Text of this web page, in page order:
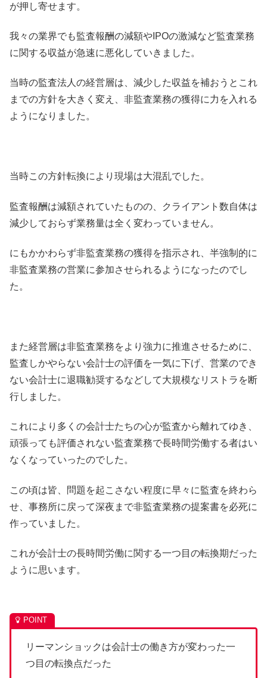
が押し寄せます。
我々の業界でも監査報酬の減額やIPOの激減など監査業務
に関する収益が急速に悪化していきました。
当時の監査法人の経営層は、減少した収益を補おうとこれ
までの方針を大きく変え、非監査業務の獲得に力を入れる
ようになりました。
当時この方針転換により現場は大混乱でした。
監査報酬は減額されていたものの、クライアント数自体は
減少しておらず業務量は全く変わっていません。
にもかかわらず非監査業務の獲得を指示され、半強制的に
非監査業務の営業に参加させられるようになったのでし
た。
また経営層は非監査業務をより強力に推進させるために、
監査しかやらない会計士の評価を一気に下げ、営業のでき
ない会計士に退職勧奨するなどして大規模なリストラを断
行しました。
これにより多くの会計士たちの心が監査から離れてゆき、
頑張っても評価されない監査業務で長時間労働する者はい
なくなっていったのでした。
この頃は皆、問題を起こさない程度に早々に監査を終わら
せ、事務所に戻って深夜まで非監査業務の提案書を必死に
作っていました。
これが会計士の長時間労働に関する一つ目の転換期だった
ように思います。
リーマンショックは会計士の働き方が変わった一
つ目の転換点だった